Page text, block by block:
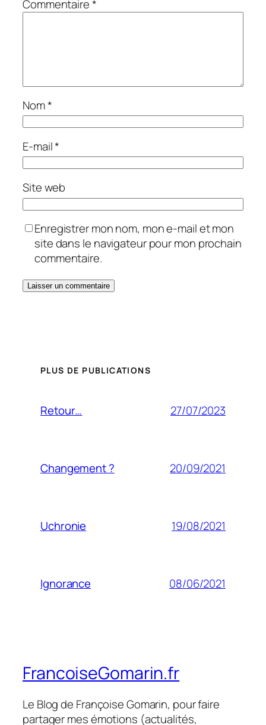
Commentaire*
Nom*
E-mail*
Site web
Enregistrer mon nom, mon e-mail et mon
site dans le navigateur pour mon prochain
commentaire.
PLUS DE PUBLICATIONS
Retour… 27/07/2023
Changement ? 20/09/2021
Uchronie 19/08/2021
Ignorance 08/06/2021
FrancoiseGomarin.fr
Le Blog de Françoise Gomarin, pour faire
partager mes émotions (actualités,